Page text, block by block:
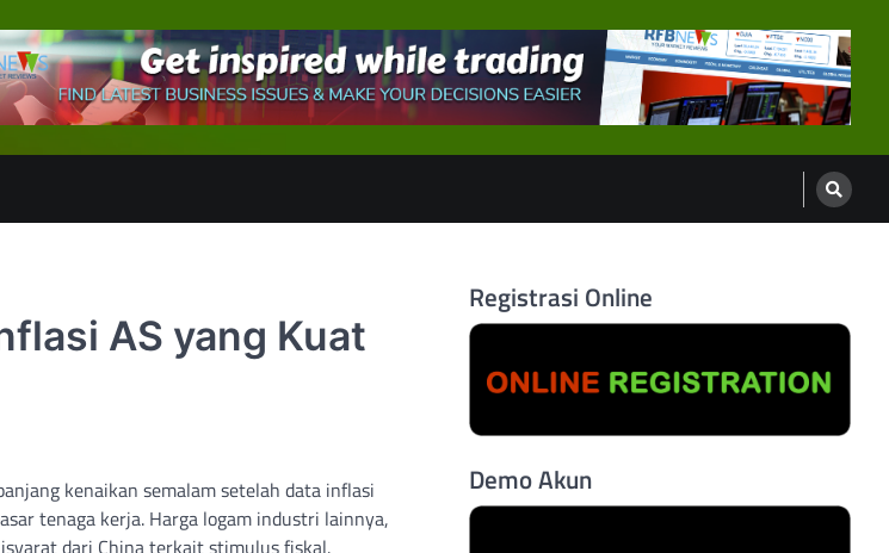
AS yang Kuat
kenaikan semalam setelah data inflasi
tenaga kerja. Harga logam industri lainnya,
dari China terkait stimulus fiskal.
Registrasi Online
Demo Akun